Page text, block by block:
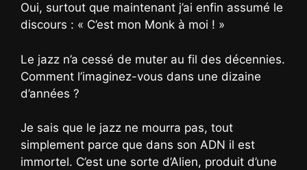
Oui, surtout que maintenant j’ai enfin assumé le
discours : « C’est mon Monk à moi ! »
Le jazz n’a cessé de muter au fil des décennies.
Comment l’imaginez-vous dans une dizaine
d’années ?
Je sais que le jazz ne mourra pas, tout
simplement parce que dans son ADN il est
immortel. C’est une sorte d’Alien, produit d’une